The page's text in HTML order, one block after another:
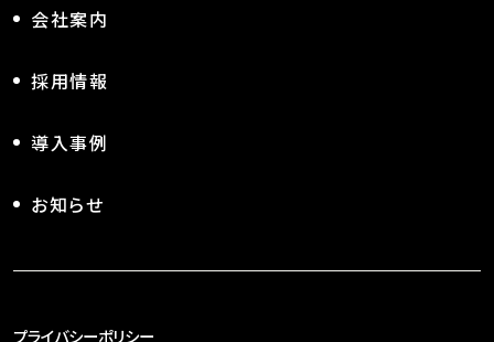
会社案内
採用情報
導入事例
お知らせ
プライバシーポリシー